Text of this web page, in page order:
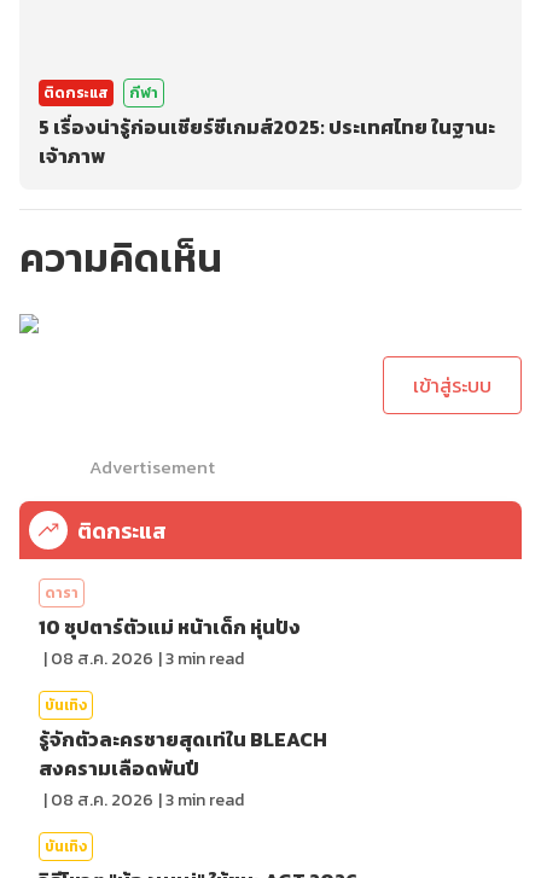
ติดกระแส กีฬา
5 เรื่องน่ารู้ก่อนเชียร์ซีเกมส์2025: ประเทศไทย ในฐานะ
เจ้าภาพ
ความคิดเห็น
เข้าสู่ระบบ
Advertisement
ติดกระแส
ดารา
10 ซุปตาร์ตัวแม่ หน้าเด็ก หุ่นปัง
|08 ส.ค. 2026 |3min read
บันเทิง
รู้จักตัวละครชายสุดเท่ใน BLEACH
สงครามเลือดพันปี
|08 ส.ค. 2026 |3min read
บันเทิง